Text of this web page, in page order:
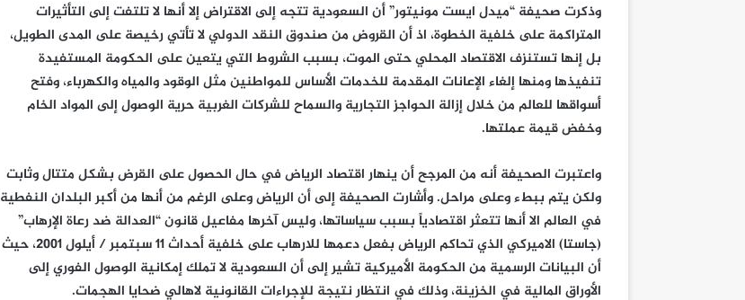
وذكرت صحيفة “ميدل ايست مونيتور” أن السعودية تتجه إلى الاقتراض إلا أنها لا تلتفت إلى التأثيرات
المتراكمة على خلفية الخطوة، اذ أن القروض من صندوق النقد الدولي لا تأتي رخيصة على المدى الطويل،
بل إنها تستنزف الاقتصاد المحلي حتى الموت، بسبب الشروط التي يتعين على الحكومة المستفيدة
تنفيذها ومنها إلغاء الإعانات المقدمة للخدمات الأساس للمواطنين مثل الوقود والمياه والكهرباء، وفتح
أسواقها للعالم من خلال إزالة الحواجز التجارية والسماح للشركات الغربية حرية الوصول إلى المواد الخام
وخفض قيمة عملتها.
واعتبرت الصحيفة أنه من المرجح أن ينهار اقتصاد الرياض في حال الحصول على القرض بشكل متتال وثابت
ولكن يتم ببطء وعلى مراحل. وأشارت الصحيفة إلى أن الرياض وعلى الرغم من أنها من أكبر البلدان النفطية
في العالم الا أنها تتعثر اقتصادياً بسبب سياساتها، وليس آخرها مفاعيل قانون “العدالة ضد رعاة الإرهاب”
(جاستا) الاميركي الذي تحاكم الرياض بفعل دعمها للارهاب على خلفية أحداث 11 سبتمبر / أيلول 2001، حيث
أن البيانات الرسمية من الحكومة الأميركية تشير إلى أن السعودية لا تملك إمكانية الوصول الفوري إلى
الأوراق المالية في الخزينة، وذلك في انتظار نتيجة للإجراءات القانونية لاهالي ضحايا الهجمات.